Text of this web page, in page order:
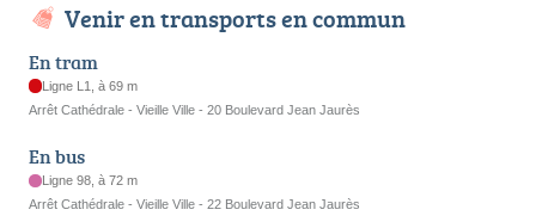
Venir en transports en commun
En tram
Ligne L1, à 69 m
Arrêt Cathédrale - Vieille Ville - 20 Boulevard Jean Jaurès
En bus
Ligne 98, à 72 m
Arrêt Cathédrale - Vieille Ville - 22 Boulevard Jean Jaurès